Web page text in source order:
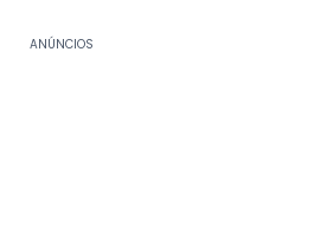
ANÚNCIOS